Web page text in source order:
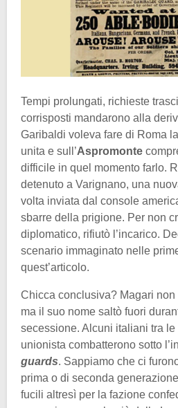
Tempi prolungati, richieste
corrisposti mandarono alla
Garibaldi voleva fare di Roma
unita e sull’Aspromonte
difficile in quel momento farlo.
detenuto a Varignano, una
volta inviata dal console
sbarre della prigione. Per non
diplomatico, rifiutò l’incarico.
scenario immaginato nelle
quest’articolo.
Chicca conclusiva? Magari
ma il suo nome saltò fuori
secessione. Alcuni italiani tra le
unionista combatterono sotto
guards. Sappiamo che ci
prima o di seconda
fucili altresì per la fazione